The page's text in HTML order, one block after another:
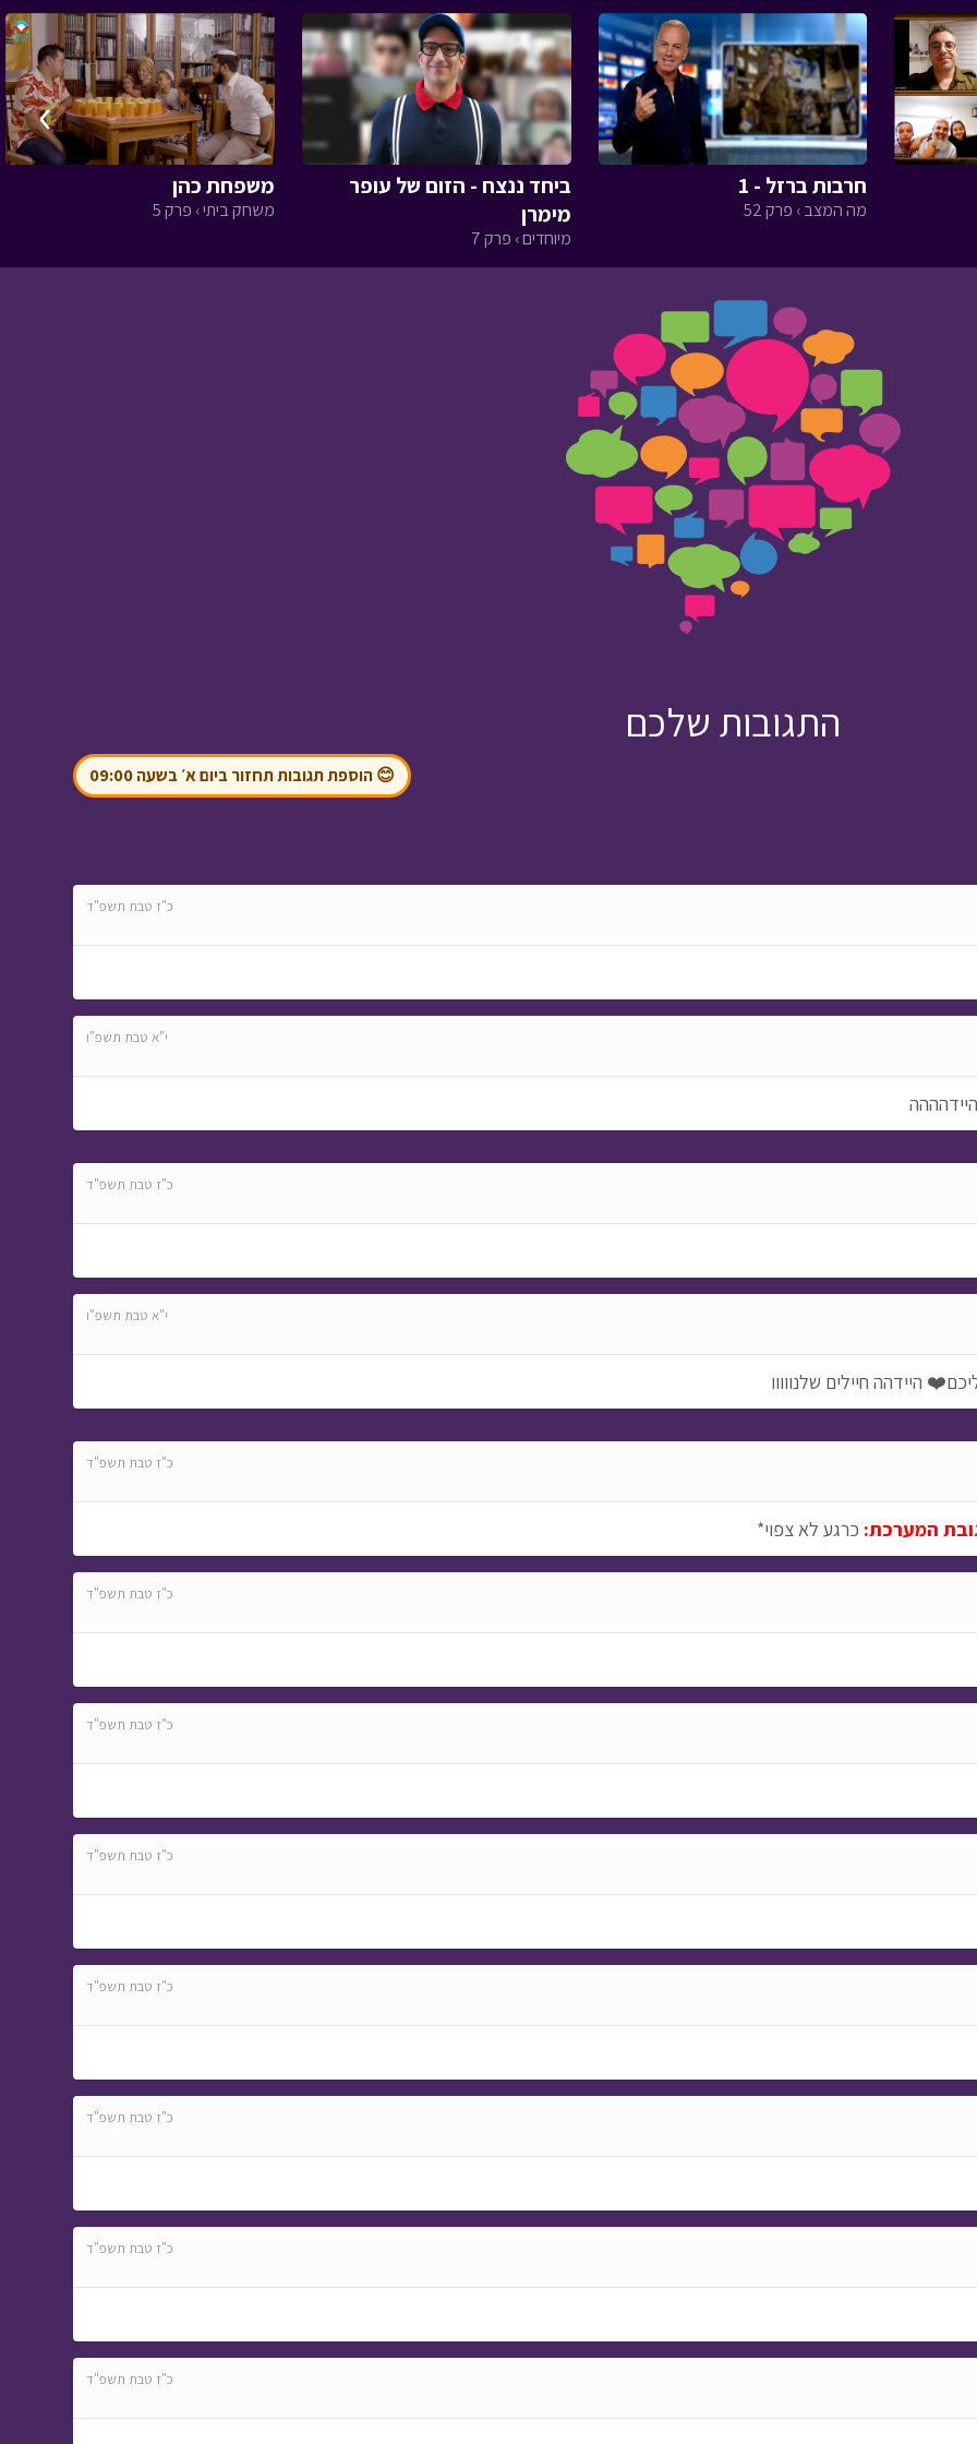
המסע לבר המצווה -
פרק עשרים ושניים•
מתוך המסע לבר
המצווה
בול בפוני - סיפור
לליאור• מתוך בול
בפוני
•
מתוך המסע לבר
המצווה
חרבות ברזל - 1
מה המצב › פרק 52
ביחד ננצח - הזום של עופר
מימרן
מיוחדים › פרק 7
משפחת כהן
משחק ביתי › פרק 5
›
התגובות שלכם
😊 הוספת תגובות תחזור ביום א׳ בשעה 09:00
כ"ז טבת תשפ"ד
י"א טבת תשפ"ו
כ"ז טבת תשפ"ד
י"א טבת תשפ"ו
היידהה חיילים שלנווווו
כ"ז טבת תשפ"ד
המערכת: כרגע לא צפוי*
כ"ז טבת תשפ"ד
כ"ז טבת תשפ"ד
כ"ז טבת תשפ"ד
כ"ז טבת תשפ"ד
כ"ז טבת תשפ"ד
כ"ז טבת תשפ"ד
כ"ז טבת תשפ"ד